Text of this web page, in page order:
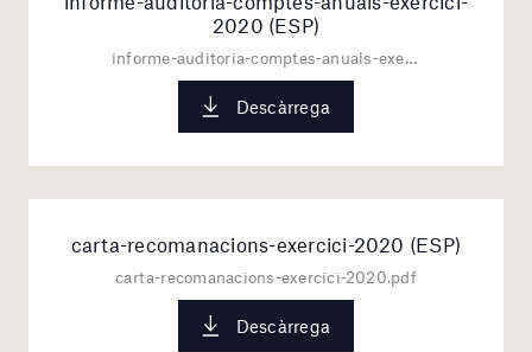
2020 (ESP)
informe-auditoria-comptes-anuals-exercici-2020.pdf
Descàrrega
carta-recomanacions-exercici-2020 (ESP)
carta-recomanacions-exercici-2020.pdf
Descàrrega